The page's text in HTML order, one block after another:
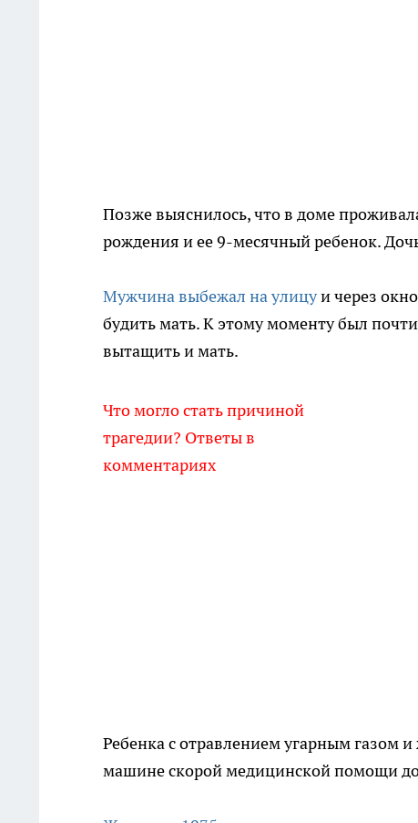
Позже выяснилось, что в доме
рождения и ее 9-месячный ребенок.
Мужчина выбежал на улицуи через
будить мать. К этому моменту был
вытащить и мать.
Что могло стать причиной
трагедии? Ответы в
комментариях
Ребенка с отравлением угарным газом
машине скорой медицинской помощи